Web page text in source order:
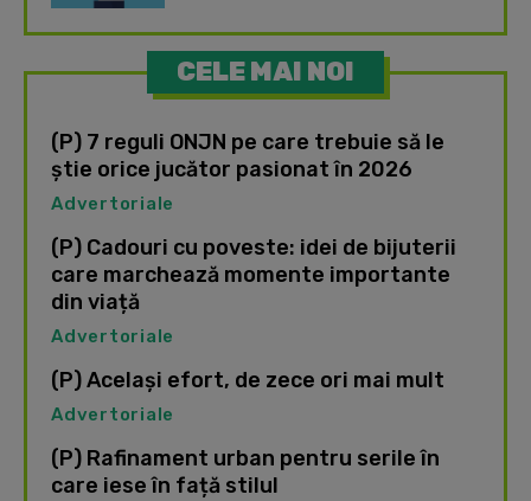
CELE MAI NOI
(P) 7 reguli ONJN pe care trebuie să le
știe orice jucător pasionat în 2026
Advertoriale
(P) Cadouri cu poveste: idei de bijuterii
care marchează momente importante
din viață
Advertoriale
(P) Același efort, de zece ori mai mult
Advertoriale
(P) Rafinament urban pentru serile în
care iese în față stilul